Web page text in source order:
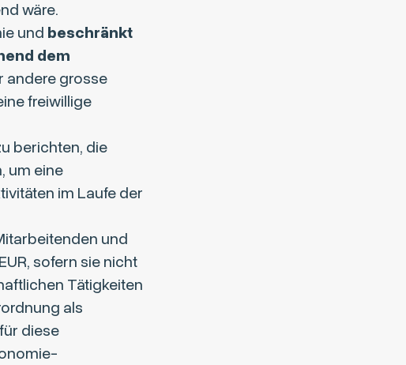
wäre.
und beschränkt
dem
andere grosse
freiwillige
berichten, die
um eine
im Laufe der
und
sofern sie nicht
Tätigkeiten
als
diese